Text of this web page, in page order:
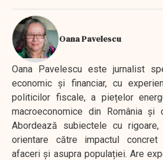
Oana Pavelescu
Oana Pavelescu este jurnalist
economic și financiar, cu
politicilor fiscale, a piețelor
macroeconomice din România și
Abordează subiectele cu
orientare către impactul
afaceri și asupra populației. Are